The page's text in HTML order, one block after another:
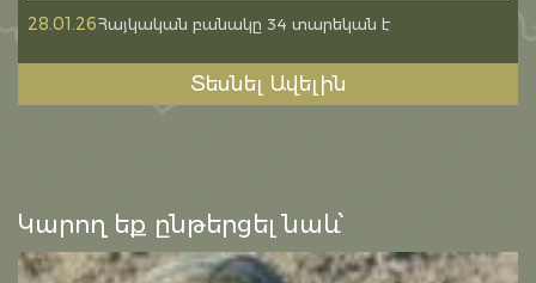
28.01.26Հայկական բանակը 34 տարեկան է
Տեսնել Ավելին
Կարող եք ընթերցել նաև՝